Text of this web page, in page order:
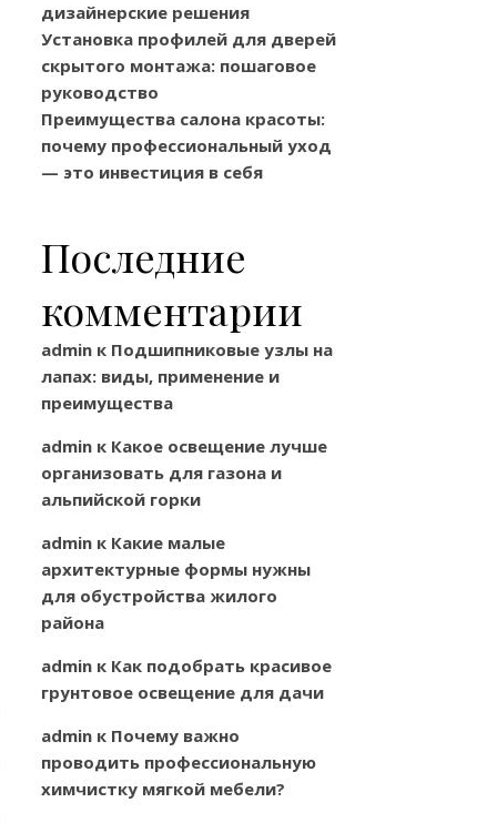
дизайнерские решения
Установка профилей для дверей
скрытого монтажа: пошаговое
руководство
Преимущества салона красоты:
почему профессиональный уход
— это инвестиция в себя
Последние
комментарии
admin к Подшипниковые узлы на
лапах: виды, применение и
преимущества
admin к Какое освещение лучше
организовать для газона и
альпийской горки
admin к Какие малые
архитектурные формы нужны
для обустройства жилого
района
admin к Как подобрать красивое
грунтовое освещение для дачи
admin к Почему важно
проводить профессиональную
химчистку мягкой мебели?